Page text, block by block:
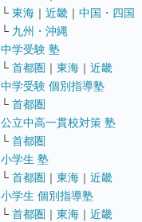
└ 東海 ｜ 近畿 ｜ 中国・四国
└ 九州・沖縄
中学受験 塾
└ 首都圏 ｜ 東海 ｜ 近畿
中学受験 個別指導塾
└ 首都圏
公立中高一貫校対策 塾
└ 首都圏
小学生 塾
└ 首都圏 ｜ 東海 ｜ 近畿
小学生 個別指導塾
└ 首都圏 ｜ 東海 ｜ 近畿